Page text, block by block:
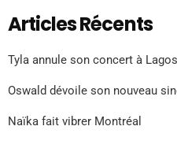
Articles Récents
Tyla annule son concert à Lagos
Oswald dévoile son nouveau
Naïka fait vibrer Montréal